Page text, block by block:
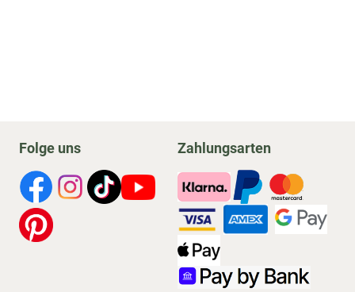
Folge uns Zahlungsarten